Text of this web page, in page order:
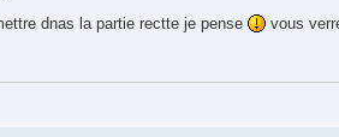
dnas la partie rectte je pense vous